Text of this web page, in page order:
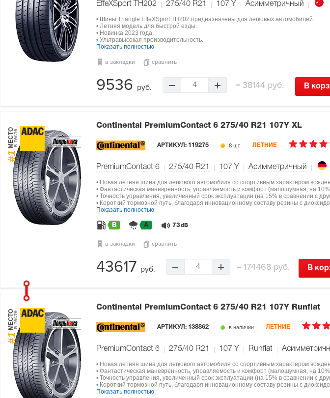
EffeXSport TH202 275/40 R21 107 Y Асимметричный
• Шины Triangle EffeXSport TH202 предназначены для легковых автомобилей.
• Летняя модель для быстрой езды.
• Новинка 2023 года.
• Ультравысокая производительность.
Показать полностью
в закладки сравнить
9536 руб. 4 =38144 руб. В
#1
МЕСТОв тесте
Continental PremiumContact 6 275/40 R21 107Y XL
АРТИКУЛ: 119275 8 шт. ЛЕТНИЕ
PremiumContact 6 275/40 R21 107 Y Асимметричный
• Новая летняя шина для легкового автомобиля со спортивным характером
• Фантастическая маневренность, управляемость и комфорт (малошумная, на
• Точность управления, увеличенный срок эксплуатации (на 15% в сравнении с
• Короткий тормозной путь, благодаря инновационному составу резины с
Показать полностью
B A 73 dB
в закладки сравнить
43617 руб. 4 =174468 руб. В
#1
МЕСТОв тесте
Continental PremiumContact 6 275/40 R21 107Y Runflat
АРТИКУЛ: 138862 в наличии ЛЕТНИЕ
PremiumContact 6 275/40 R21 107 Y Runflat
• Новая летняя шина для легкового автомобиля со спортивным характером
• Фантастическая маневренность, управляемость и комфорт (малошумная, на
• Точность управления, увеличенный срок эксплуатации (на 15% в сравнении с
• Короткий тормозной путь, благодаря инновационному составу резины с
Показать полностью